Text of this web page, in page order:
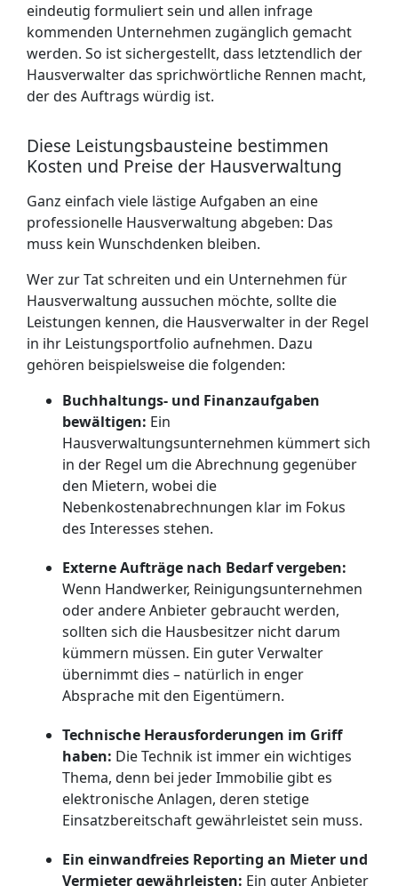
eindeutig formuliert sein und allen infrage
kommenden Unternehmen zugänglich gemacht
werden. So ist sichergestellt, dass letztendlich der
Hausverwalter das sprichwörtliche Rennen macht,
der des Auftrags würdig ist.
Diese Leistungsbausteine bestimmen
Kosten und Preise der Hausverwaltung
Ganz einfach viele lästige Aufgaben an eine
professionelle Hausverwaltung abgeben: Das
muss kein Wunschdenken bleiben.
Wer zur Tat schreiten und ein Unternehmen für
Hausverwaltung aussuchen möchte, sollte die
Leistungen kennen, die Hausverwalter in der Regel
in ihr Leistungs­portfolio auf­nehmen. Dazu
gehören beispielsweise die folgenden:
Buchhaltungs- und Finanzaufgaben
bewältigen: Ein
Haus­verwaltungs­unternehmen kümmert sich
in der Regel um die Abrechnung gegenüber
den Mietern, wobei die
Nebenkostenabrechnungen klar im Fokus
des Interesses stehen.
Externe Aufträge nach Bedarf vergeben:
Wenn Handwerker, Reinigungs­unternehmen
oder andere Anbieter gebraucht werden,
sollten sich die Hausbesitzer nicht darum
kümmern müssen. Ein guter Verwalter
übernimmt dies – natürlich in enger
Absprache mit den Eigentümern.
Technische Herausforderungen im Griff
haben: Die Technik ist immer ein wichtiges
Thema, denn bei jeder Immobilie gibt es
elektronische Anlagen, deren stetige
Einsatzbereitschaft gewährleistet sein muss.
Ein einwandfreies Reporting an Mieter und
Vermieter gewährleisten: Ein guter Anbieter